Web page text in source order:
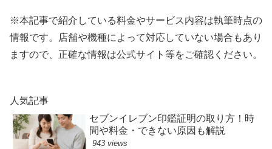
※本記事で紹介している料金やサービス内容は執筆時点の
情報です。店舗や機種によって対応していない場合もあり
ますので、正確な情報は公式サイト等をご確認ください。
人気記事
セブンイレブン印鑑証明の取り方！時
間や料金・できない原因も解説
943 views